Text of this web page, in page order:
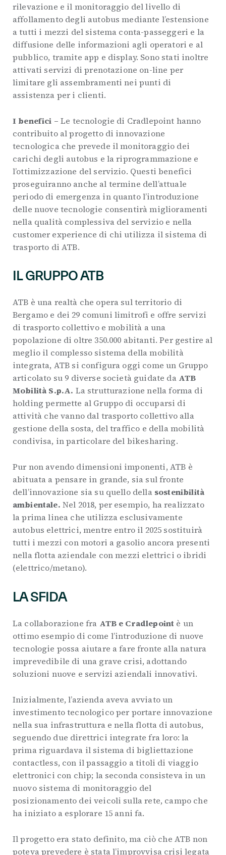
rilevazione e il monitoraggio del livello di
affollamento degli autobus mediante l’estensione
a tutti i mezzi del sistema conta-passeggeri e la
diffusione delle informazioni agli operatori e al
pubblico, tramite app e display. Sono stati inoltre
attivati servizi di prenotazione on-line per
limitare gli assembramenti nei punti di
assistenza per i clienti.
I benefici –Le tecnologie di Cradlepoint hanno
contribuito al progetto di innovazione
tecnologica che prevede il monitoraggio dei
carichi degli autobus e la riprogrammazione e
l’ottimizzazione del servizio. Questi benefici
proseguiranno anche al termine dell’attuale
periodo di emergenza in quanto l’introduzione
delle nuove tecnologie consentirà miglioramenti
nella qualità complessiva del servizio e nella
customer experience di chi utilizza il sistema di
trasporto di ATB.
IL GRUPPO ATB
ATB è una realtà che opera sul territorio di
Bergamo e dei 29 comuni limitrofi e offre servizi
di trasporto collettivo e mobilità a una
popolazione di oltre 350.000 abitanti. Per gestire al
meglio il complesso sistema della mobilità
integrata, ATB si configura oggi come un Gruppo
articolato su 9 diverse società guidate da ATB
Mobilità S.p.A. La strutturazione nella forma di
holding permette al Gruppo di occuparsi di
attività che vanno dal trasporto collettivo alla
gestione della sosta, del traffico e della mobilità
condivisa, in particolare del bikesharing.
Pur non avendo dimensioni imponenti, ATB è
abituata a pensare in grande, sia sul fronte
dell’innovazione sia su quello della sostenibilità
ambientale. Nel 2018, per esempio, ha realizzato
la prima linea che utilizza esclusivamente
autobus elettrici, mentre entro il 2025 sostituirà
tutti i mezzi con motori a gasolio ancora presenti
nella flotta aziendale con mezzi elettrici o ibridi
(elettrico/metano).
LA SFIDA
La collaborazione fra ATB e Cradlepoint è un
ottimo esempio di come l’introduzione di nuove
tecnologie possa aiutare a fare fronte alla natura
imprevedibile di una grave crisi, adottando
soluzioni nuove e servizi aziendali innovativi.
Inizialmente, l’azienda aveva avviato un
investimento tecnologico per portare innovazione
nella sua infrastruttura e nella flotta di autobus,
seguendo due direttrici integrate fra loro: la
prima riguardava il sistema di bigliettazione
contactless, con il passaggio a titoli di viaggio
elettronici con chip; la seconda consisteva in un
nuovo sistema di monitoraggio del
posizionamento dei veicoli sulla rete, campo che
ha iniziato a esplorare 15 anni fa.
Il progetto era stato definito, ma ciò che ATB non
poteva prevedere è stata l’improvvisa crisi legata